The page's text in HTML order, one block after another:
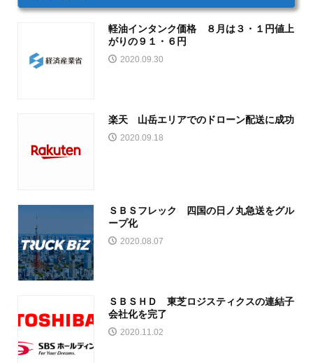
軽油インタンク価格 ８月は３・１円値上
がりの９１・６円
2020.09.30
楽天 山岳エリアでのドローン配送に成功
2020.09.18
ＳＢＳフレック 四国の日ノ丸急送をグル
ープ化
2020.08.07
ＳＢＳＨＤ 東芝ロジスティクスの連結子
会社化を完了
2020.11.02